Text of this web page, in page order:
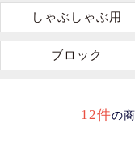
しゃぶしゃぶ用
ブロック
12件の